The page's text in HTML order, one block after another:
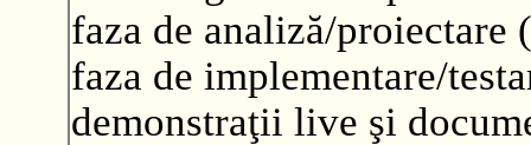
faza de analiză/proiectare
faza de implementare/
demonstraţii live şi